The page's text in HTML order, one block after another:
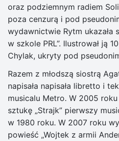
oraz podziemnym radiem
poza cenzurą i pod
wydawnictwie Rytm ukazała
w szkole PRL”. Ilustrował ją
Chylak, ukryty pod
Razem z młodszą siostrą
napisała napisała libretto i
musicalu Metro. W 2005 roku
sztukę „Strajk” pierwszy
w 1980 roku. W 2007 roku
powieść „Wojtek z armii